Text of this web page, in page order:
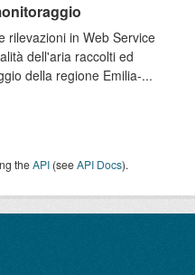
rilevazioni in Web Service
dell'aria raccolti ed
della regione Emilia-...
theAPI (seeAPI Docs).